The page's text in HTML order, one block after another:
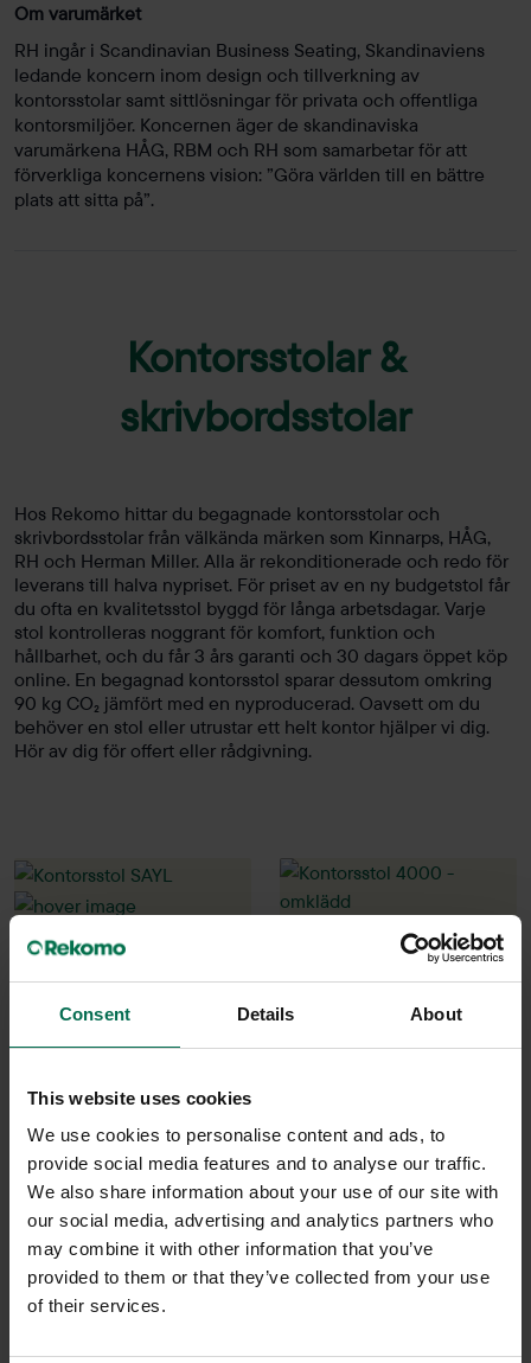
Consent Details About
This website uses cookies
We use cookies to personalise content and ads, to
provide social media features and to analyse our traffic.
We also share information about your use of our site with
our social media, advertising and analytics partners who
may combine it with other information that you’ve
provided to them or that they’ve collected from your use
of their services.
Om varumärket
RH ingår i Scandinavian Business Seating, Skandinaviens
ledande koncern inom design och tillverkning av
kontorsstolar samt sittlösningar för privata och offentliga
kontorsmiljöer. Koncernen äger de skandinaviska
varumärkena HÅG, RBM och RH som samarbetar för att
förverkliga koncernens vision: ”Göra världen till en bättre
plats att sitta på”.
Kontorsstolar &
skrivbordsstolar
Hos Rekomo hittar du begagnade kontorsstolar och
skrivbordsstolar från välkända märken som Kinnarps, HÅG,
RH och Herman Miller. Alla är rekonditionerade och redo för
leverans till halva nypriset. För priset av en ny budgetstol får
du ofta en kvalitetsstol byggd för långa arbetsdagar. Varje
stol kontrolleras noggrant för komfort, funktion och
hållbarhet, och du får 3 års garanti och 30 dagars öppet köp
online. En begagnad kontorsstol sparar dessutom omkring
90 kg CO₂ jämfört med en nyproducerad. Oavsett om du
behöver en stol eller utrustar ett helt kontor hjälper vi dig.
Hör av dig för offert eller rådgivning.
Herman Miller
Begagnad
Kontorsstol SAYL
4550 kr
Hyr från123kr/mån
245 i lager
C02
Malmstolen
Kontorsstol 4000 - omklädd
7270 kr
Hyr från196kr/mån
4 i lager
C02